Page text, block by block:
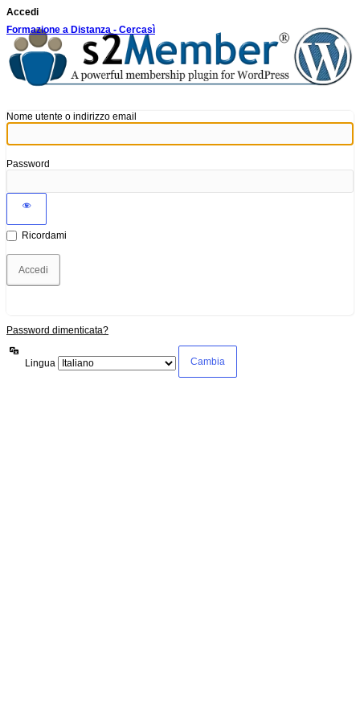
Accedi
Formazione a Distanza - Cercasì
Nome utente o indirizzo email
Password
Ricordami
Password dimenticata?
Lingua